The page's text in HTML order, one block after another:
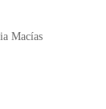
Macías